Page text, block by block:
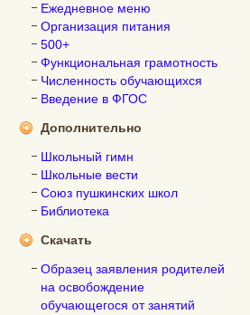
Ежедневное меню
Организация питания
500+
Функциональная грамотность
Численность обучающихся
Введение в ФГОС
Дополнительно
Школьный гимн
Школьные вести
Союз пушкинских школ
Библиотека
Скачать
Образец заявления родителей
на освобождение
обучающегося от занятий